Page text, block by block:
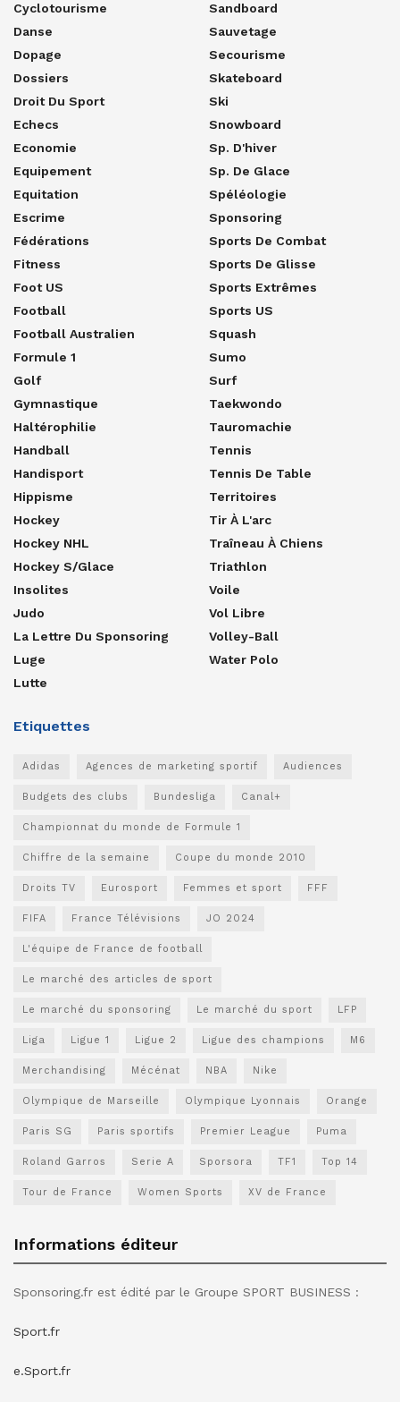
Cyclotourisme
Danse
Dopage
Dossiers
Droit Du Sport
Echecs
Economie
Equipement
Equitation
Escrime
Fédérations
Fitness
Foot US
Football
Football Australien
Formule 1
Golf
Gymnastique
Haltérophilie
Handball
Handisport
Hippisme
Hockey
Hockey NHL
Hockey S/glace
Insolites
Judo
La Lettre Du Sponsoring
Luge
Lutte
Sandboard
Sauvetage
Secourisme
Skateboard
Ski
Snowboard
Sp. D'hiver
Sp. De Glace
Spéléologie
Sponsoring
Sports De Combat
Sports De Glisse
Sports Extrêmes
Sports US
Squash
Sumo
Surf
Taekwondo
Tauromachie
Tennis
Tennis De Table
Territoires
Tir À L'arc
Traîneau À Chiens
Triathlon
Voile
Vol Libre
Volley-Ball
Water Polo
Etiquettes
Adidas Agences de marketing sportif Audiences
Budgets des clubs Bundesliga Canal+
Championnat du monde de Formule 1
Chiffre de la semaine Coupe du monde 2010
Droits TV Eurosport Femmes et sport FFF
FIFA France Télévisions JO 2024
L'équipe de France de football
Le marché des articles de sport
Le marché du sponsoring Le marché du sport LFP
Liga Ligue 1 Ligue 2 Ligue des champions M6
Merchandising Mécénat NBA Nike
Olympique de Marseille Olympique Lyonnais Orange
Paris SG Paris sportifs Premier League Puma
Roland Garros Serie A Sporsora TF1 Top 14
Tour de France Women Sports XV de France
Informations éditeur
Sponsoring.fr est édité par le Groupe SPORT BUSINESS :
Sport.fr
e.Sport.fr